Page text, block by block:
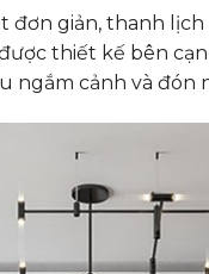
đơn giản, thanh
thiết kế bên
cảnh và đón